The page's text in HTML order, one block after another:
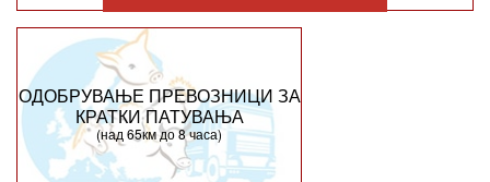
ОДОБРУВАЊЕ ПРЕВОЗНИЦИ ЗА
КРАТКИ ПАТУВАЊА
(над 65км до 8 часа)